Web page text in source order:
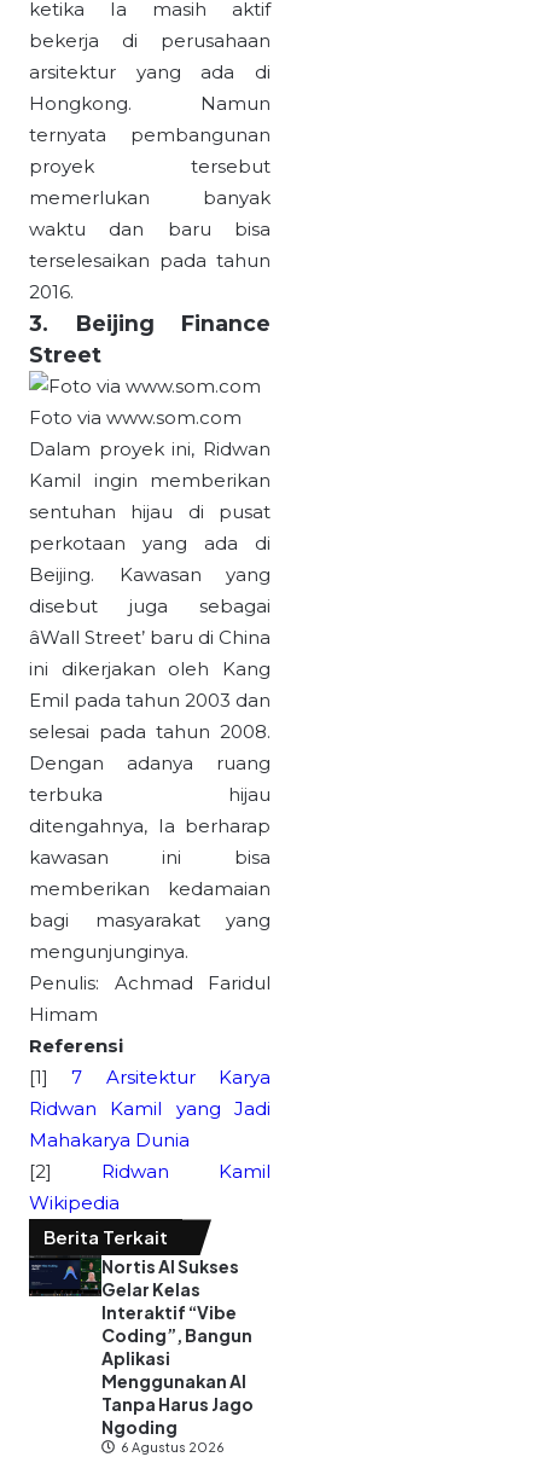
ketika Ia masih aktif
bekerja di perusahaan
arsitektur yang ada di
Hongkong. Namun
ternyata pembangunan
proyek tersebut
memerlukan banyak
waktu dan baru bisa
terselesaikan pada tahun
2016.
3. Beijing Finance
Street
Foto via www.som.com
Dalam proyek ini, Ridwan
Kamil ingin memberikan
sentuhan hijau di pusat
perkotaan yang ada di
Beijing. Kawasan yang
disebut juga sebagai
âWall Street’ baru di China
ini dikerjakan oleh Kang
Emil pada tahun 2003 dan
selesai pada tahun 2008.
Dengan adanya ruang
terbuka hijau
ditengahnya, Ia berharap
kawasan ini bisa
memberikan kedamaian
bagi masyarakat yang
mengunjunginya.
Penulis: Achmad Faridul
Himam
Referensi
[1]7 Arsitektur Karya
Ridwan Kamil yang Jadi
Mahakarya Dunia
[2] Ridwan Kamil
Wikipedia
Berita Terkait
Nortis AI Sukses
Gelar Kelas
Interaktif “Vibe
Coding”, Bangun
Aplikasi
Menggunakan AI
Tanpa Harus Jago
Ngoding
6 Agustus 2026